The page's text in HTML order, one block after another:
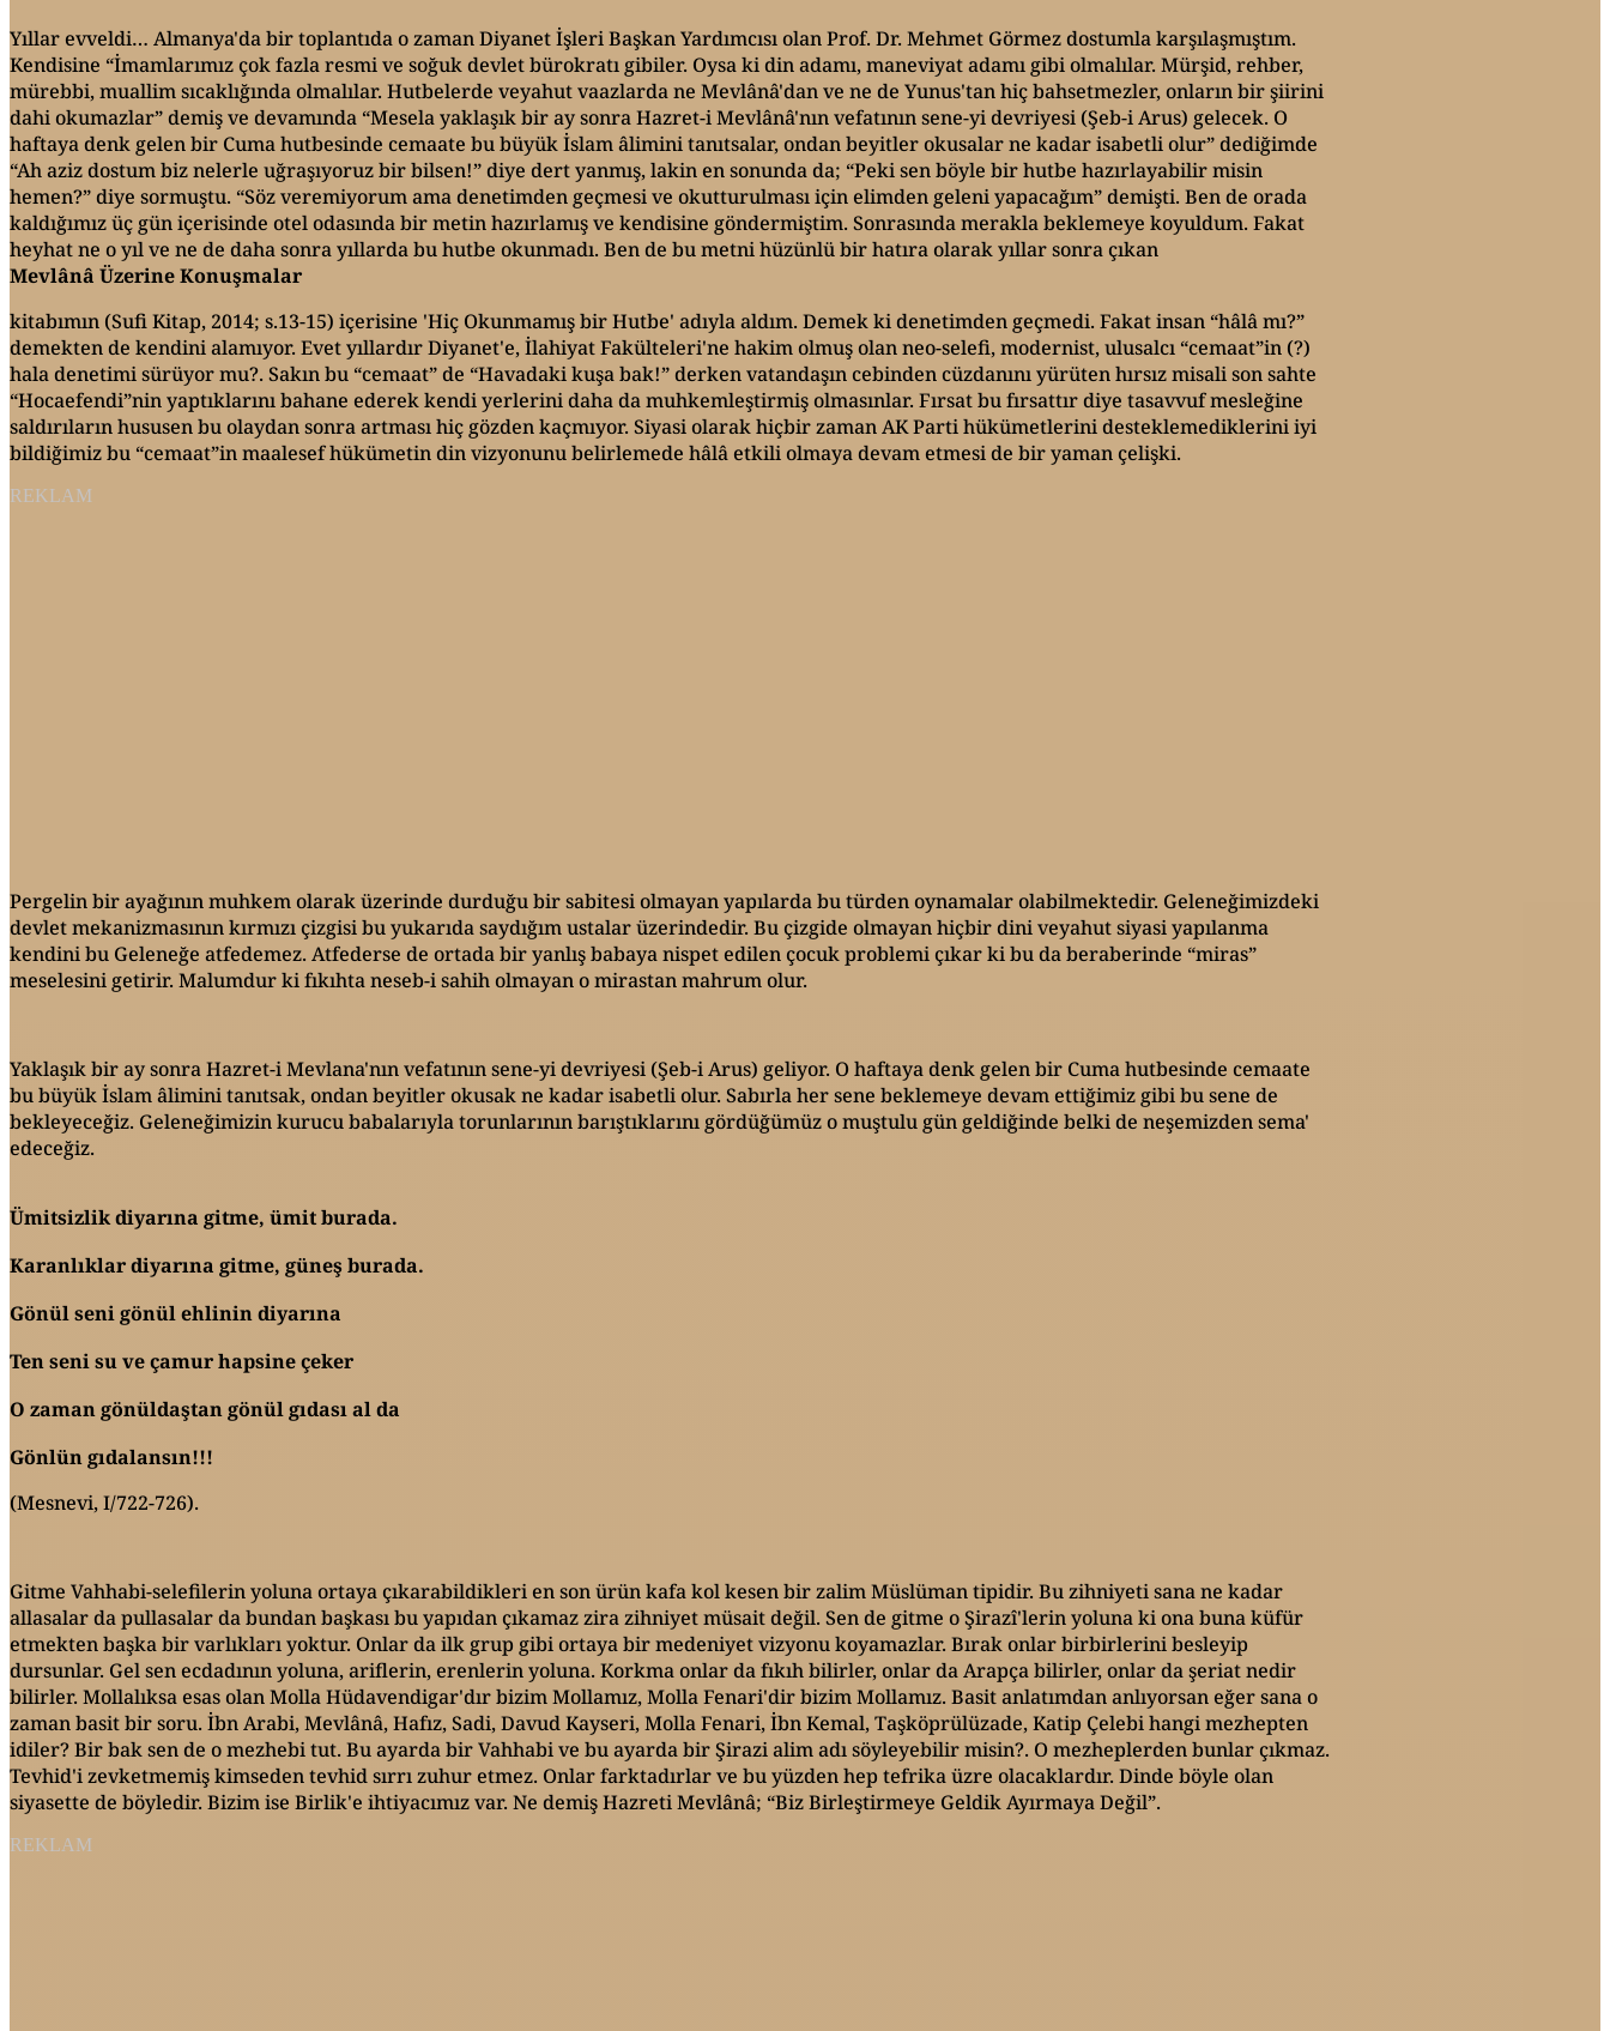
Yıllar evveldi… Almanya'da bir toplantıda o zaman Diyanet İşleri Başkan Yardımcısı olan Prof. Dr. Mehmet Görmez dostumla karşılaşmıştım.
Kendisine “İmamlarımız çok fazla resmi ve soğuk devlet bürokratı gibiler. Oysa ki din adamı, maneviyat adamı gibi olmalılar. Mürşid, rehber,
mürebbi, muallim sıcaklığında olmalılar. Hutbelerde veyahut vaazlarda ne Mevlânâ'dan ve ne de Yunus'tan hiç bahsetmezler, onların bir şiirini
dahi okumazlar” demiş ve devamında “Mesela yaklaşık bir ay sonra Hazret-i Mevlânâ'nın vefatının sene-yi devriyesi (Şeb-i Arus) gelecek. O
haftaya denk gelen bir Cuma hutbesinde cemaate bu büyük İslam âlimini tanıtsalar, ondan beyitler okusalar ne kadar isabetli olur” dediğimde
“Ah aziz dostum biz nelerle uğraşıyoruz bir bilsen!” diye dert yanmış, lakin en sonunda da; “Peki sen böyle bir hutbe hazırlayabilir misin
hemen?” diye sormuştu. “Söz veremiyorum ama denetimden geçmesi ve okutturulması için elimden geleni yapacağım” demişti. Ben de orada
kaldığımız üç gün içerisinde otel odasında bir metin hazırlamış ve kendisine göndermiştim. Sonrasında merakla beklemeye koyuldum. Fakat
heyhat ne o yıl ve ne de daha sonra yıllarda bu hutbe okunmadı. Ben de bu metni hüzünlü bir hatıra olarak yıllar sonra çıkan
Mevlânâ Üzerine Konuşmalar
kitabımın (Sufi Kitap, 2014; s.13-15) içerisine 'Hiç Okunmamış bir Hutbe' adıyla aldım. Demek ki denetimden geçmedi. Fakat insan “hâlâ mı?”
demekten de kendini alamıyor. Evet yıllardır Diyanet'e, İlahiyat Fakülteleri'ne hakim olmuş olan neo-selefi, modernist, ulusalcı “cemaat”in (?)
hala denetimi sürüyor mu?. Sakın bu “cemaat” de “Havadaki kuşa bak!” derken vatandaşın cebinden cüzdanını yürüten hırsız misali son sahte
“Hocaefendi”nin yaptıklarını bahane ederek kendi yerlerini daha da muhkemleştirmiş olmasınlar. Fırsat bu fırsattır diye tasavvuf mesleğine
saldırıların hususen bu olaydan sonra artması hiç gözden kaçmıyor. Siyasi olarak hiçbir zaman AK Parti hükümetlerini desteklemediklerini iyi
bildiğimiz bu “cemaat”in maalesef hükümetin din vizyonunu belirlemede hâlâ etkili olmaya devam etmesi de bir yaman çelişki.
REKLAM
Pergelin bir ayağının muhkem olarak üzerinde durduğu bir sabitesi olmayan yapılarda bu türden oynamalar olabilmektedir. Geleneğimizdeki
devlet mekanizmasının kırmızı çizgisi bu yukarıda saydığım ustalar üzerindedir. Bu çizgide olmayan hiçbir dini veyahut siyasi yapılanma
kendini bu Geleneğe atfedemez. Atfederse de ortada bir yanlış babaya nispet edilen çocuk problemi çıkar ki bu da beraberinde “miras”
meselesini getirir. Malumdur ki fıkıhta neseb-i sahih olmayan o mirastan mahrum olur.
Yaklaşık bir ay sonra Hazret-i Mevlana'nın vefatının sene-yi devriyesi (Şeb-i Arus) geliyor. O haftaya denk gelen bir Cuma hutbesinde cemaate
bu büyük İslam âlimini tanıtsak, ondan beyitler okusak ne kadar isabetli olur. Sabırla her sene beklemeye devam ettiğimiz gibi bu sene de
bekleyeceğiz. Geleneğimizin kurucu babalarıyla torunlarının barıştıklarını gördüğümüz o muştulu gün geldiğinde belki de neşemizden sema'
edeceğiz.
Ümitsizlik diyarına gitme, ümit burada.
Karanlıklar diyarına gitme, güneş burada.
Gönül seni gönül ehlinin diyarına
Ten seni su ve çamur hapsine çeker
O zaman gönüldaştan gönül gıdası al da
Gönlün gıdalansın!!!
(Mesnevi, I/722-726).
Gitme Vahhabi-selefilerin yoluna ortaya çıkarabildikleri en son ürün kafa kol kesen bir zalim Müslüman tipidir. Bu zihniyeti sana ne kadar
allasalar da pullasalar da bundan başkası bu yapıdan çıkamaz zira zihniyet müsait değil. Sen de gitme o Şirazî'lerin yoluna ki ona buna küfür
etmekten başka bir varlıkları yoktur. Onlar da ilk grup gibi ortaya bir medeniyet vizyonu koyamazlar. Bırak onlar birbirlerini besleyip
dursunlar. Gel sen ecdadının yoluna, ariflerin, erenlerin yoluna. Korkma onlar da fıkıh bilirler, onlar da Arapça bilirler, onlar da şeriat nedir
bilirler. Mollalıksa esas olan Molla Hüdavendigar'dır bizim Mollamız, Molla Fenari'dir bizim Mollamız. Basit anlatımdan anlıyorsan eğer sana o
zaman basit bir soru. İbn Arabi, Mevlânâ, Hafız, Sadi, Davud Kayseri, Molla Fenari, İbn Kemal, Taşköprülüzade, Katip Çelebi hangi mezhepten
idiler? Bir bak sen de o mezhebi tut. Bu ayarda bir Vahhabi ve bu ayarda bir Şirazi alim adı söyleyebilir misin?. O mezheplerden bunlar çıkmaz.
Tevhid'i zevketmemiş kimseden tevhid sırrı zuhur etmez. Onlar farktadırlar ve bu yüzden hep tefrika üzre olacaklardır. Dinde böyle olan
siyasette de böyledir. Bizim ise Birlik'e ihtiyacımız var. Ne demiş Hazreti Mevlânâ; “Biz Birleştirmeye Geldik Ayırmaya Değil”.
REKLAM